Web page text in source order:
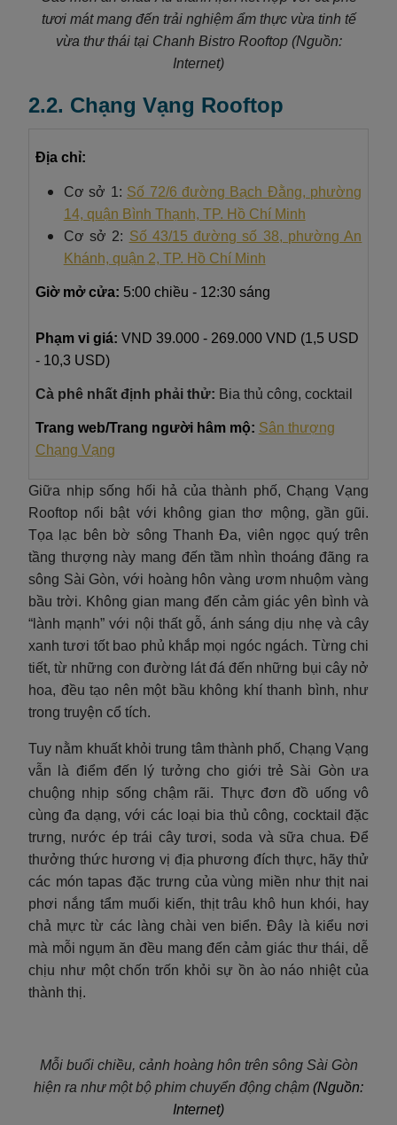
tươi mát mang đến trải nghiệm ẩm thực vừa tinh tế
vừa thư thái tại Chanh Bistro Rooftop (Nguồn:
Internet)
2.2. Chạng Vạng Rooftop
Địa chỉ:
Cơ sở 1: Số 72/6 đường Bạch Đằng, phường
14, quận Bình Thạnh, TP. Hồ Chí Minh
Cơ sở 2: Số 43/15 đường số 38, phường An
Khánh, quận 2, TP. Hồ Chí Minh
Giờ mở cửa: 5:00 chiều - 12:30 sáng
Phạm vi giá: VND 39.000 - 269.000 VND (1,5 USD
- 10,3 USD)
Cà phê nhất định phải thử: Bia thủ công, cocktail
Trang web/Trang người hâm mộ: Sân thượng
Chạng Vạng
Giữa nhịp sống hối hả của thành phố, Chạng Vạng
Rooftop nổi bật với không gian thơ mộng, gần gũi.
Tọa lạc bên bờ sông Thanh Đa, viên ngọc quý trên
tầng thượng này mang đến tầm nhìn thoáng đãng ra
sông Sài Gòn, với hoàng hôn vàng ươm nhuộm vàng
bầu trời. Không gian mang đến cảm giác yên bình và
“lành mạnh” với nội thất gỗ, ánh sáng dịu nhẹ và cây
xanh tươi tốt bao phủ khắp mọi ngóc ngách. Từng chi
tiết, từ những con đường lát đá đến những bụi cây nở
hoa, đều tạo nên một bầu không khí thanh bình, như
trong truyện cổ tích.
Tuy nằm khuất khỏi trung tâm thành phố, Chạng Vạng
vẫn là điểm đến lý tưởng cho giới trẻ Sài Gòn ưa
chuộng nhịp sống chậm rãi. Thực đơn đồ uống vô
cùng đa dạng, với các loại bia thủ công, cocktail đặc
trưng, nước ép trái cây tươi, soda và sữa chua. Để
thưởng thức hương vị địa phương đích thực, hãy thử
các món tapas đặc trưng của vùng miền như thịt nai
phơi nắng tẩm muối kiến, thịt trâu khô hun khói, hay
chả mực từ các làng chài ven biển. Đây là kiểu nơi
mà mỗi ngụm ăn đều mang đến cảm giác thư thái, dễ
chịu như một chốn trốn khỏi sự ồn ào náo nhiệt của
thành thị.
Mỗi buổi chiều, cảnh hoàng hôn trên sông Sài Gòn
hiện ra như một bộ phim chuyển động chậm (Nguồn:
Internet)